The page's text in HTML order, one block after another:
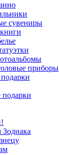
сувениры
приборы
подарки